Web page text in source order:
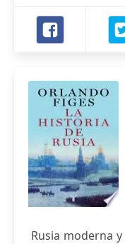
Rusia moderna